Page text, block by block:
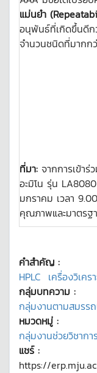
แม่นยำ
อนุพันธ์ที่เกิดขึ้นดีกว่
จำนวนชนิดที่มาก
ที่มา: จากการเข้าร่
อะมิโน รุ่น
มกราคม เวลา
คุณภาพและมาตร
คำสำคัญ :
HPLC เครื่องวิเคร
กลุ่มบทความ :
กลุ่มงานตามสมรร
หมวดหมู่ :
กลุ่มงานช่วยวิชากา
แชร์ :
https://